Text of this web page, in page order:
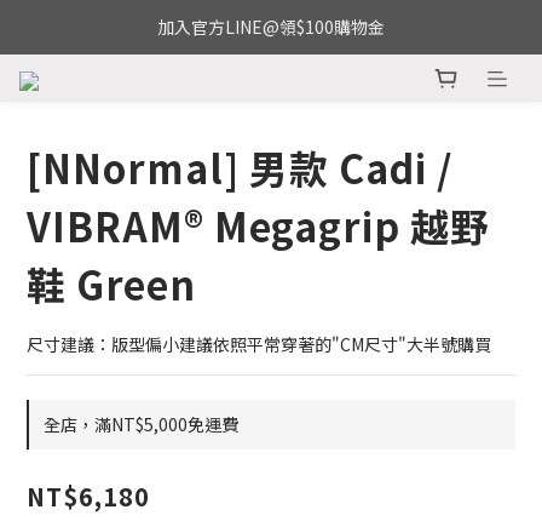
加入官方LINE@領$100購物金
[NNormal] 男款 Cadi /
VIBRAM® Megagrip 越野
鞋 Green
尺寸建議：版型偏小建議依照平常穿著的"CM尺寸"大半號購買
全店，滿NT$5,000免運費
NT$6,180